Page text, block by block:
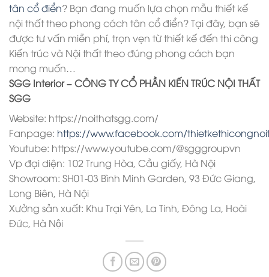
tân cổ điển? Bạn đang muốn lựa chọn mẫu thiết kế
nội thất theo phong cách tân cổ điển? Tại đây, bạn sẽ
được tư vấn miễn phí, trọn vẹn từ thiết kế đến thi công
Kiến trúc và Nội thất theo đúng phong cách bạn
mong muốn…
SGG Interior – CÔNG TY CỔ PHẦN KIẾN TRÚC NỘI THẤT
SGG
Website: https://noithatsgg.com/
Fanpage: https://www.facebook.com/
Youtube: https://www.youtube.com/@sgggroupvn
Vp đại diện: 102 Trung Hòa, Cầu giấy, Hà Nội
Showroom: SH01-03 Bình Minh Garden, 93 Đức Giang,
Long Biên, Hà Nội
Xưởng sản xuất: Khu Trại Yên, La Tinh, Đông La, Hoài
Đức, Hà Nội